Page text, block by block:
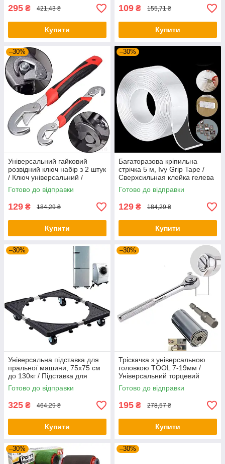
295 ₴ 421,43 ₴
Купити
109 ₴ 155,71 ₴
Купити
–30%
Універсальний гайковий
розвідний ключ набір з 2 штук
/ Ключ універсальний /
Розвідний ключ
Готово до відправки
129 ₴ 184,29 ₴
Купити
–30%
Багаторазова кріпильна
стрічка 5 м, Ivy Grip Tape /
Сверхсильная клейка гелева
стрічка / Нано скотч
Готово до відправки
129 ₴ 184,29 ₴
Купити
–30%
Універсальна підставка для
пральної машини, 75х75 см
до 130кг / Підставка для
холодильника
Готово до відправки
325 ₴ 464,29 ₴
Купити
–30%
Тріскачка з універсальною
головкою TOOL 7-19мм /
Універсальний торцевий
гайковий ключ
Готово до відправки
195 ₴ 278,57 ₴
Купити
–30% –30%